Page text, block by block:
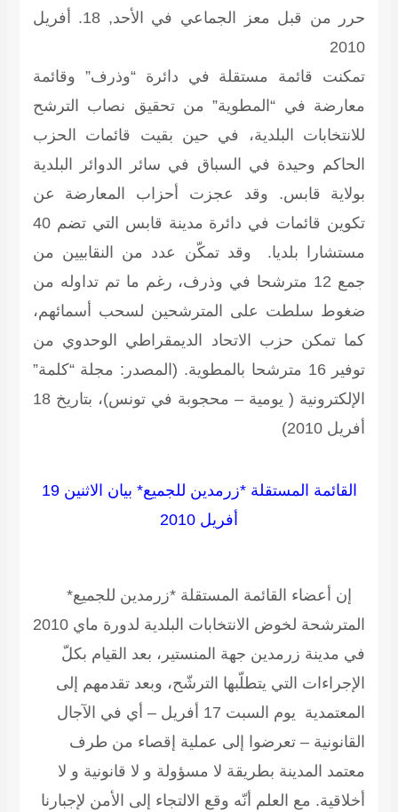
حرر من قبل معز الجماعي في الأحد, 18. أفريل
2010
تمكنت قائمة مستقلة في دائرة “وذرف” وقائمة
معارضة في “المطوية” من تحقيق نصاب الترشح
للانتخابات البلدية، في حين بقيت قائمات الحزب
الحاكم وحيدة في السباق في سائر الدوائر البلدية
بولاية قابس. وقد عجزت أحزاب المعارضة عن
تكوين قائمات في دائرة مدينة قابس التي تضم 40
مستشارا بلديا. وقد تمكّن عدد من النقابيين من
جمع 12 مترشحا في وذرف، رغم ما تم تداوله من
ضغوط سلطت على المترشحين لسحب أسمائهم،
كما تمكن حزب الاتحاد الديمقراطي الوحدوي من
توفير 16 مترشحا بالمطوية.
(المصدر: مجلة “كلمة”
الإلكترونية ( يومية – محجوبة في تونس)، بتاريخ 18
أفريل 2010)
القائمة المستقلة *زرمدين للجميع* بيان الاثنين 19
أفريل 2010
إن أعضاء القائمة المستقلة *زرمدين للجميع*
المترشحة لخوض الانتخابات البلدية لدورة ماي 2010
في مدينة زرمدين جهة المنستير، بعد القيام بكلّ
الإجراءات التي يتطلّبها الترشّح، وبعد تقدمهم إلى
المعتمدية يوم السبت 17 أفريل – أي في الآجال
القانونية – تعرضوا إلى عملية إقصاء من طرف
معتمد المدينة بطريقة لا مسؤولة و لا قانونية و لا
أخلاقية. مع العلم أنّه وقع الالتجاء إلى الأمن لإجبارنا